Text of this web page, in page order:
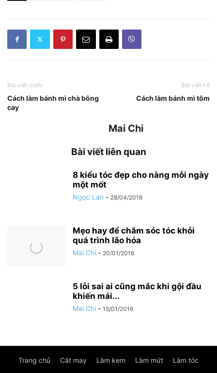
Bài viết trước
Cách làm bánh mì chà bông
cay
Bài viết kế
Cách làm bánh mì tôm
Mai Chi
Bài viết liên quan
8 kiểu tóc đẹp cho nàng mỗi ngày
một mốt
Ngọc Lan - 28/04/2016
Mẹo hay để chăm sóc tóc khỏi
quá trình lão hóa
Mai Chi - 20/01/2016
5 lỗi sai ai cũng mắc khi gội đầu
khiến mái...
Mai Chi - 15/01/2016
Trang chủ Cắt may Làm kem Làm mứt Làm tóc